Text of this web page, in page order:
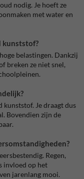
nodig. Je hoeft ze
met water en
kunststof?
belastingen. Dankzij
breken ze niet snel,
kunststof. Je draagt dus
Bovendien zijn de
Regen,
invloed op het
jarenlang mooi.